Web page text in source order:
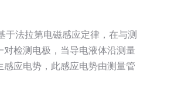
于法拉第电磁感应定律，在与测
检测电极，当导电液体沿测量
应电势，此感应电势由测量管